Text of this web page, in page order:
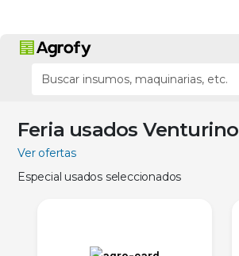
Feria usados Venturino
Ver ofertas
Especial usados seleccionados